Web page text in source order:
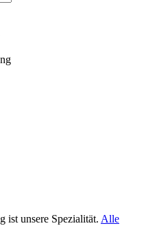
ist unsere Spezialität. Alle